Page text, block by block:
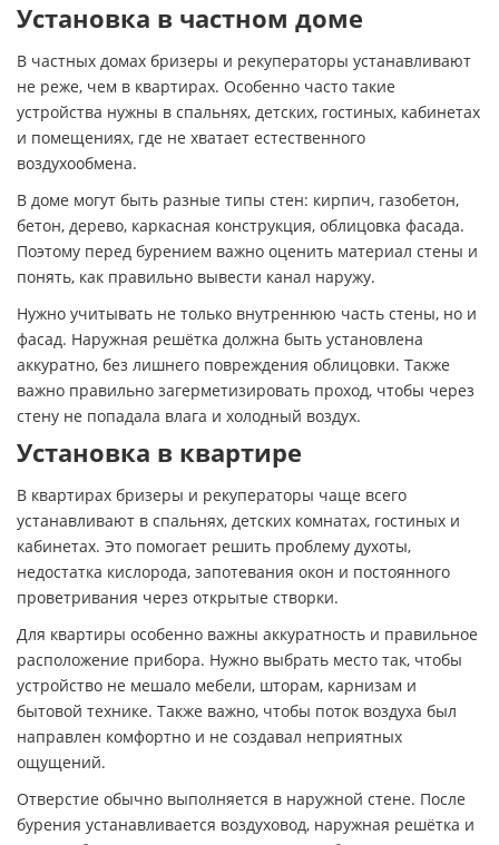
Установка в частном доме
В частных домах бризеры и рекуператоры устанавливают
не реже, чем в квартирах. Особенно часто такие
устройства нужны в спальнях, детских, гостиных, кабинетах
и помещениях, где не хватает естественного
воздухообмена.
В доме могут быть разные типы стен: кирпич, газобетон,
бетон, дерево, каркасная конструкция, облицовка фасада.
Поэтому перед бурением важно оценить материал стены и
понять, как правильно вывести канал наружу.
Нужно учитывать не только внутреннюю часть стены, но и
фасад. Наружная решётка должна быть установлена
аккуратно, без лишнего повреждения облицовки. Также
важно правильно загерметизировать проход, чтобы через
стену не попадала влага и холодный воздух.
Установка в квартире
В квартирах бризеры и рекуператоры чаще всего
устанавливают в спальнях, детских комнатах, гостиных и
кабинетах. Это помогает решить проблему духоты,
недостатка кислорода, запотевания окон и постоянного
проветривания через открытые створки.
Для квартиры особенно важны аккуратность и правильное
расположение прибора. Нужно выбрать место так, чтобы
устройство не мешало мебели, шторам, карнизам и
бытовой технике. Также важно, чтобы поток воздуха был
направлен комфортно и не создавал неприятных
ощущений.
Отверстие обычно выполняется в наружной стене. После
бурения устанавливается воздуховод, наружная решётка и